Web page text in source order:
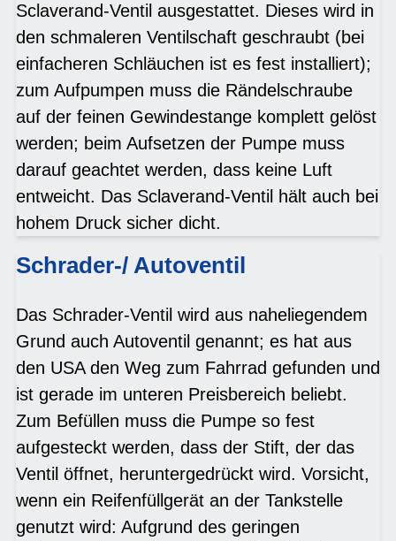
Sclaverand-Ventil ausgestattet. Dieses wird in
den schmaleren Ventilschaft geschraubt (bei
einfacheren Schläuchen ist es fest installiert);
zum Aufpumpen muss die Rändelschraube
auf der feinen Gewindestange komplett gelöst
werden; beim Aufsetzen der Pumpe muss
darauf geachtet werden, dass keine Luft
entweicht. Das Sclaverand-Ventil hält auch bei
hohem Druck sicher dicht.
Schrader-/ Autoventil
Das Schrader-Ventil wird aus naheliegendem
Grund auch Autoventil genannt; es hat aus
den USA den Weg zum Fahrrad gefunden und
ist gerade im unteren Preisbereich beliebt.
Zum Befüllen muss die Pumpe so fest
aufgesteckt werden, dass der Stift, der das
Ventil öffnet, heruntergedrückt wird. Vorsicht,
wenn ein Reifenfüllgerät an der Tankstelle
genutzt wird: Aufgrund des geringen